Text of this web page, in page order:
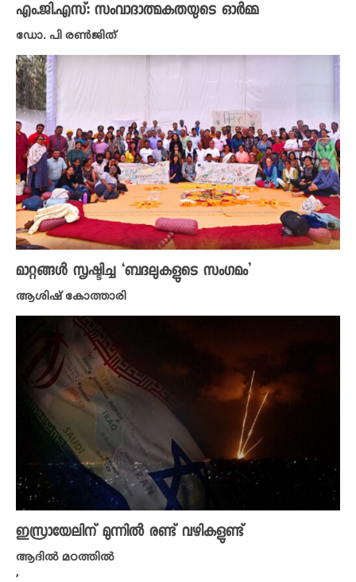
എം.ജി.എസ്: സംവാദാത്മകതയുടെ ഓർമ്മ
ഡോ. പി രൺജിത്
മാറ്റങ്ങൾ സൃഷ്ടിച്ച ‘ബദലുകളുടെ സംഗമം’
ആശിഷ് കോത്താരി
ഇസ്രായേലിന് മുന്നിൽ രണ്ട് വഴികളുണ്ട്
ആദിൽ മഠത്തിൽ
,